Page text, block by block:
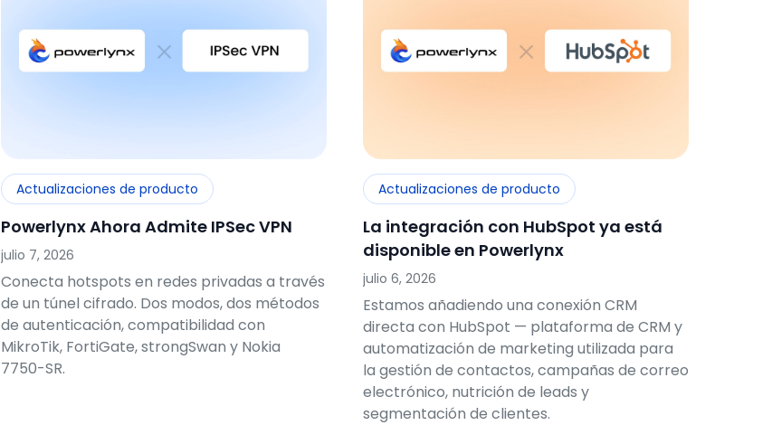
Actualizaciones de producto
Powerlynx Ahora Admite IPSec VPN
julio 7, 2026
Conecta hotspots en redes privadas a través
de un túnel cifrado. Dos modos, dos métodos
de autenticación, compatibilidad con
MikroTik, FortiGate, strongSwan y Nokia
7750-SR.
Actualizaciones de producto
La integración con HubSpot ya está
disponible en Powerlynx
julio 6, 2026
Estamos añadiendo una conexión CRM
directa con HubSpot — plataforma de CRM y
automatización de marketing utilizada para
la gestión de contactos, campañas de correo
electrónico, nutrición de leads y
segmentación de clientes.